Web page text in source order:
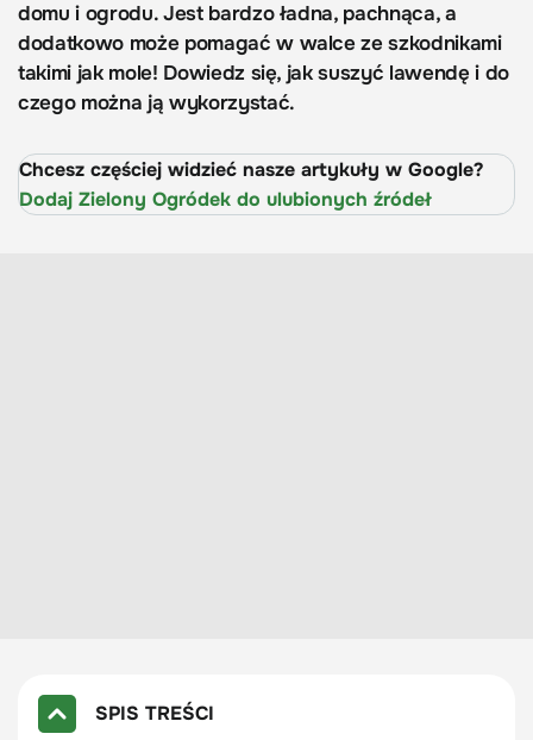
domu i ogrodu. Jest bardzo ładna, pachnąca, a
dodatkowo może pomagać w walce ze szkodnikami
takimi jak mole! Dowiedz się, jak suszyć lawendę i do
czego można ją wykorzystać.
Chcesz częściej widzieć nasze artykuły w Google?
Dodaj Zielony Ogródek do ulubionych źródeł
SPIS TREŚCI